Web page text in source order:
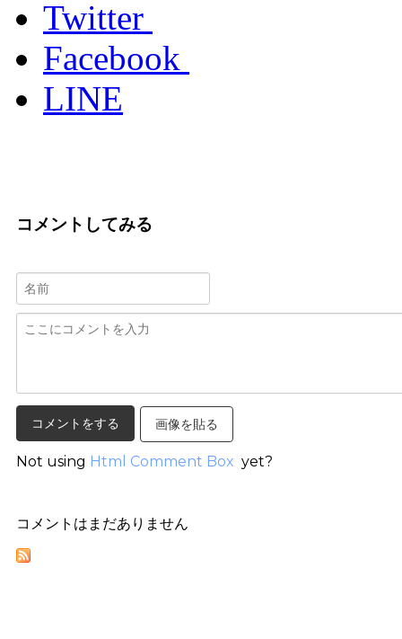
Twitter
Facebook
LINE
コメントしてみる
画像を貼る
Not using Html Comment Box yet?
コメントはまだありません